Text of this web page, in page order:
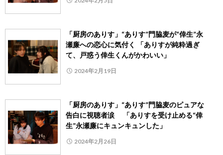
「厨房のありす」“ありす”門脇麦が“倖生”永
瀬廉への恋心に気付く 「ありすが純粋過ぎ
て、戸惑う倖生くんがかわいい」
2024年2月19日
「厨房のありす」“ありす”門脇麦のピュアな
告白に視聴者涙 「ありすを受け止める“倖
生”永瀬廉にキュンキュンした」
2024年2月26日